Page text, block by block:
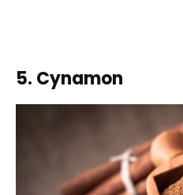
5. Cynamon